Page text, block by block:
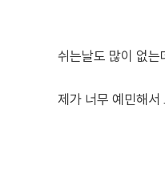
쉬는날도 많이 없는